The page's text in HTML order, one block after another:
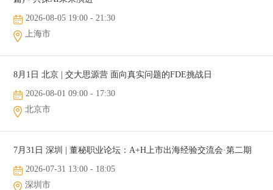
2026-08-05 19:00 - 21:30
上海市
8月1日 北京 | 交大思源营 面向真实问题的FDE挑战日
2026-08-01 09:00 - 17:30
北京市
7月31日 深圳 | 董秘职业论坛：A+H上市出海经验交流会·第二期
2026-07-31 13:00 - 18:05
深圳市